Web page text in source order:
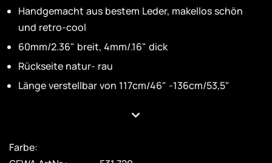
Handgemacht aus bestem Leder, makellos schön
und retro-cool
60mm/2.36" breit, 4mm/.16" dick
Rückseite natur- rau
Länge verstellbar von 117cm/46" -136cm/53,5"
Farbe: